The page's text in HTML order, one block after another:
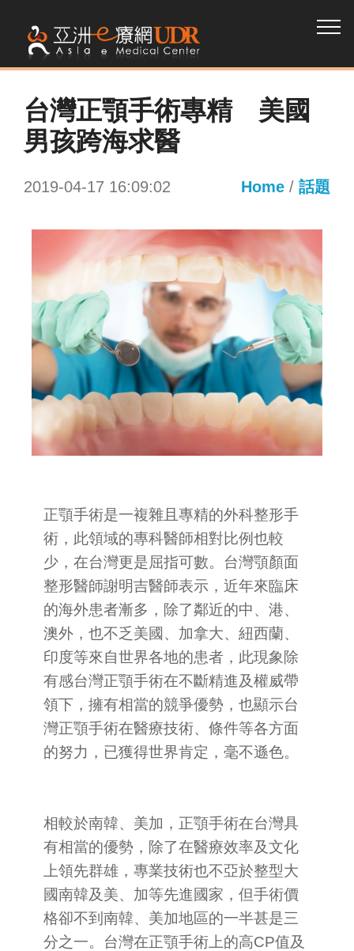
台灣正顎手術專精 美國
男孩跨海求醫
2019-04-17 16:09:02 Home / 話題
正顎手術是一複雜且專精的外科整形手
術，此領域的專科醫師相對比例也較
少，在台灣更是屈指可數。台灣顎顏面
整形醫師謝明吉醫師表示，近年來臨床
的海外患者漸多，除了鄰近的中、港、
澳外，也不乏美國、加拿大、紐西蘭、
印度等來自世界各地的患者，此現象除
有感台灣正顎手術在不斷精進及權威帶
領下，擁有相當的競爭優勢，也顯示台
灣正顎手術在醫療技術、條件等各方面
的努力，已獲得世界肯定，毫不遜色。
相較於南韓、美加，正顎手術在台灣具
有相當的優勢，除了在醫療效率及文化
上領先群雄，專業技術也不亞於整型大
國南韓及美、加等先進國家，但手術價
格卻不到南韓、美加地區的一半甚是三
分之一。台灣在正顎手術上的高CP值及